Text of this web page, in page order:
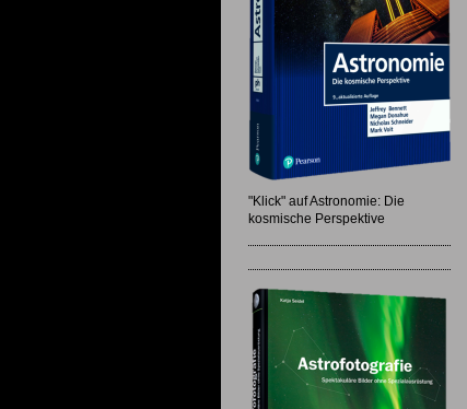
"Klick" auf Astronomie: Die
kosmische Perspektive